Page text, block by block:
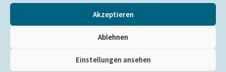
Akzeptieren
Ablehnen
Einstellungen ansehen
Presse//Kontakt//Impressum//Datenschutz//
Erklärung zur Barrierefreiheit